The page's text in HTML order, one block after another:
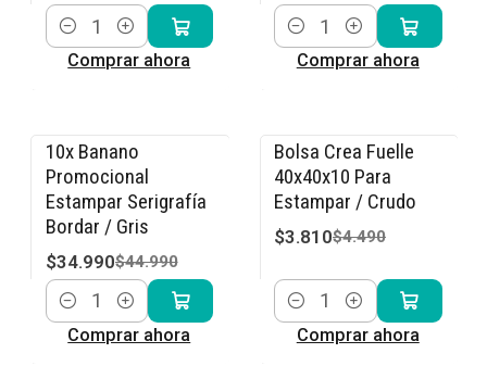
Cantidad
Comprar ahora
Cantidad
Comprar ahora
-22% OFF
10x Banano
Promocional
Estampar Serigrafía
Bordar / Gris
$34.990$44.990
Cantidad
Comprar ahora
-15% OFF
Bolsa Crea Fuelle
40x40x10 Para
Estampar / Crudo
$3.810$4.490
Cantidad
Comprar ahora